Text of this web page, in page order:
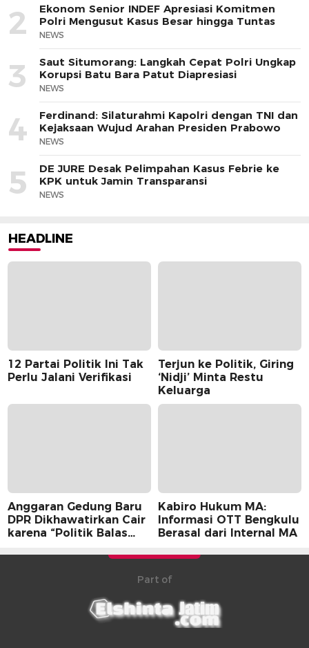
2
Ekonom Senior INDEF Apresiasi Komitmen
Polri Mengusut Kasus Besar hingga Tuntas
NEWS
3
Saut Situmorang: Langkah Cepat Polri Ungkap
Korupsi Batu Bara Patut Diapresiasi
NEWS
4
Ferdinand: Silaturahmi Kapolri dengan TNI dan
Kejaksaan Wujud Arahan Presiden Prabowo
NEWS
5
DE JURE Desak Pelimpahan Kasus Febrie ke
KPK untuk Jamin Transparansi
NEWS
HEADLINE
12 Partai Politik Ini Tak
Perlu Jalani Verifikasi
Terjun ke Politik, Giring
‘Nidji’ Minta Restu
Keluarga
Anggaran Gedung Baru
DPR Dikhawatirkan Cair
karena “Politik Balas
Kabiro Hukum MA:
Informasi OTT Bengkulu
Berasal dari Internal MA
Part of